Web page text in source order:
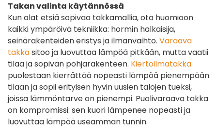
Takan valinta käytännössä
Kun alat etsiä sopivaa takkamallia, ota huomioon
kaikki ympäröivä tekniikka: hormin halkaisija,
seinärakenteiden eristys ja ilmanvaihto. Varaava
takkasitoo ja luovuttaa lämpöä pitkään, mutta vaatii
tilaa ja sopivan pohjarakenteen. Kiertoilmatakka
puolestaan kierrättää nopeasti lämpöä pienempään
tilaan ja sopii erityisen hyvin uusien talojen tueksi,
joissa lämmöntarve on pienempi. Puolivaraava takka
on kompromissi: sen kuori lämpenee nopeasti ja
luovuttaa lämpöä useamman tunnin.